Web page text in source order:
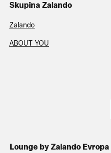
Skupina Zalando
Zalando
ABOUT YOU
Lounge by Zalando Evropa